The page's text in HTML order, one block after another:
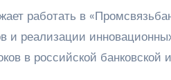
работать в
и реализации
в российской банковской